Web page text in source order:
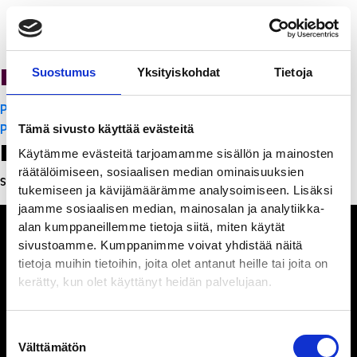
Suostumus Yksityiskohdat Tietoja
Tämä sivusto käyttää evästeitä
Käytämme evästeitä tarjoamamme sisällön ja mainosten
räätälöimiseen, sosiaalisen median ominaisuuksien
tukemiseen ja kävijämäärämme analysoimiseen. Lisäksi
jaamme sosiaalisen median, mainosalan ja analytiikka-
alan kumppaneillemme tietoja siitä, miten käytät
sivustoamme. Kumppanimme voivat yhdistää näitä
tietoja muihin tietoihin, joita olet antanut heille tai joita on
kerätty, kun olet käyttänyt heidän palvelujaan.
valinta
Välttämätön
PanchoVilla
Artikkelien
selaus
PanchoVilla
PanchoVilla
Leave a Reply
Sinun täytyy kirjautua sisään